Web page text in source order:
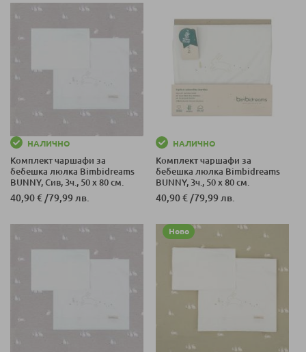
НАЛИЧНО
Комплект чаршафи за
бебешка люлка Bimbidreams
BUNNY, Сив, 3ч., 50 x 80 см.
40,90 € /79,99 лв.
НАЛИЧНО
Комплект чаршафи за
бебешка люлка Bimbidreams
BUNNY, 3ч., 50 x 80 см.
40,90 € /79,99 лв.
Ново